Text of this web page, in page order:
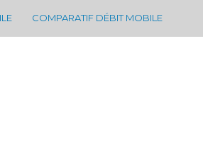
COMPARATIF DÉBIT MOBILE